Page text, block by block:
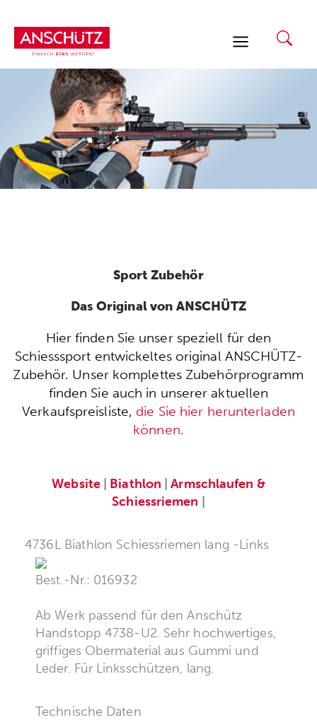
Inhalt
springen
Sport Zubehör
Das Original von ANSCHÜTZ
Hier finden Sie unser speziell für den
Schiesssport entwickeltes original ANSCHÜTZ-
Zubehör. Unser komplettes Zubehörprogramm
finden Sie auch in unserer aktuellen
Verkaufspreisliste, die Sie hier herunterladen
können.
Website| Biathlon |Armschlaufen &
Schiessriemen
4736L Biathlon Schiessriemen lang -Links
Best.-Nr.: 016932
Ab Werk passend für den Anschütz
Handstopp 4738-U2. Sehr hochwertiges,
griffiges Obermaterial aus Gummi und
Leder. Für Linksschützen, lang.
Technische Daten